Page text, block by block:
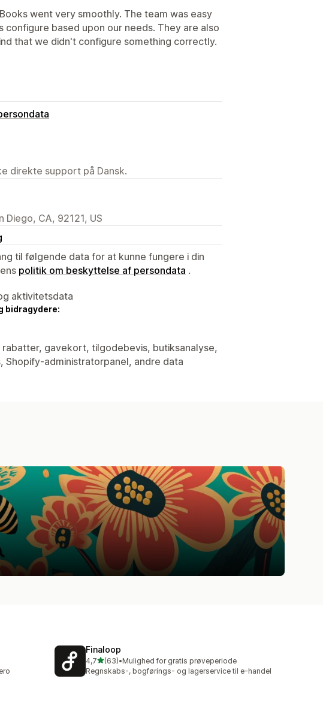
went very smoothly. The team was easy
configure based upon our needs. They are also
that we didn't configure something correctly.
direkte support på Dansk.
Diego, CA, 92121, US
til følgende data for at kunne fungere i din
politik om beskyttelse af persondata .
aktivitetsdata
bidragydere:
gavekort, tilgodebevis, butiksanalyse,
Shopify-administratorpanel, andre data
Finaloop
4,7ud af 5 stjerner
(63)
63 anmeldelser i alt
•Mulighed for gratis prøveperiode
Regnskabs-, bogførings- og lagerservice til e-handel